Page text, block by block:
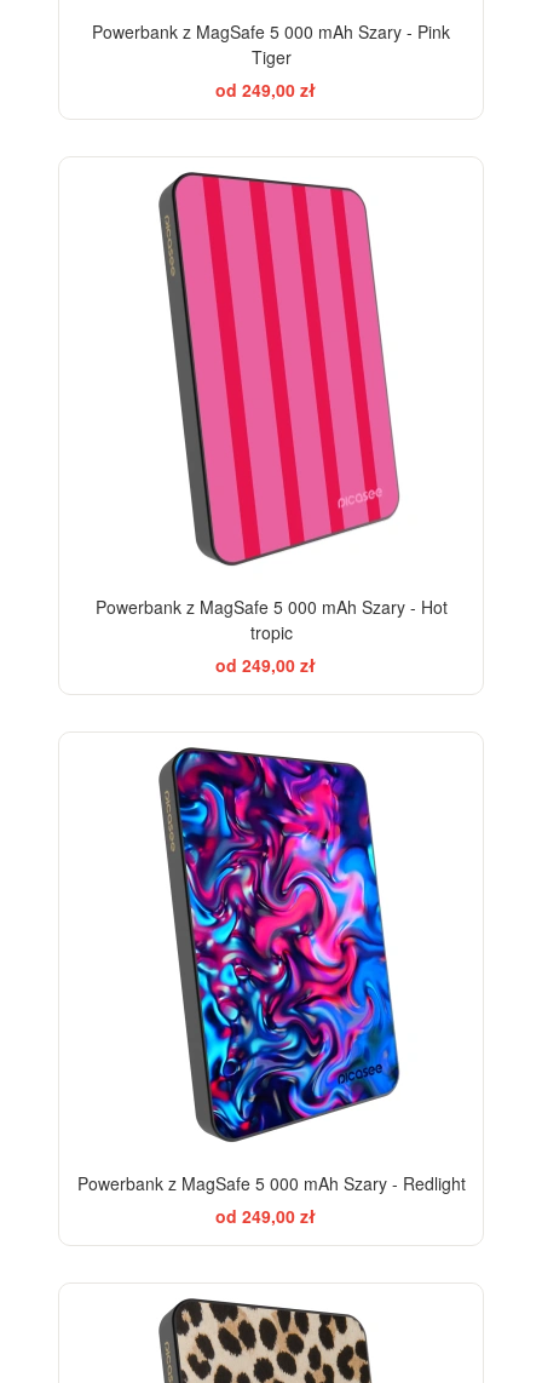
Powerbank z MagSafe 5 000 mAh Szary - Pink
Tiger
od 249,00 zł
Powerbank z MagSafe 5 000 mAh Szary - Hot
tropic
od 249,00 zł
Powerbank z MagSafe 5 000 mAh Szary - Redlight
od 249,00 zł